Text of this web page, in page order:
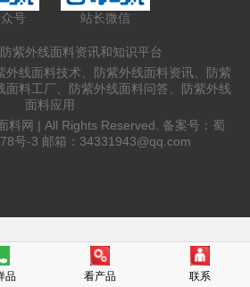
号 站长微信
紫外线面料资讯和知识平台
外线面料技术、防紫外线面料资讯、防紫
面料工厂、防紫外线面料问答、防紫外线
面料应用
料网 | All Rights Reserved. 备案号： 蜀
号-3 邮箱： 34331943@qq.com
品 看产品 联系